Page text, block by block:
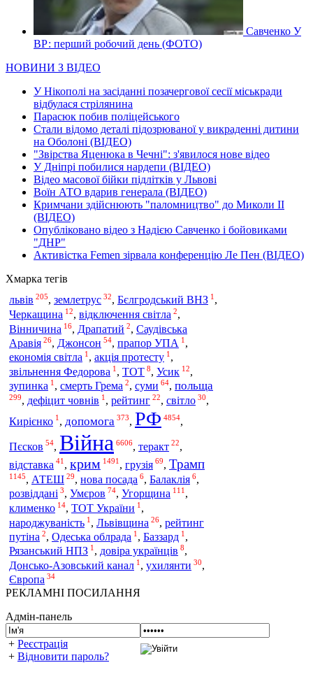
Савченко У
ВР: перший робочий день (ФОТО)
НОВИНИ З ВІДЕО
У Нікополі на засіданні позачергової сесії міськради
відбулася стрілянина
Парасюк побив поліцейського
Стали відомо деталі підозрюваної у викраденні дитини
на Оболоні (ВІДЕО)
"Звірства Яценюка в Чечні": з'явилося нове відео
У Дніпрі побилися нардепи (ВІДЕО)
Відео масової бійки підлітків у Львові
Воїн АТО вдарив генерала (ВІДЕО)
Кримчани здійснюють "паломництво" до Миколи ІІ
(ВІДЕО)
Опубліковано відео з Надією Савченко і бойовиками
"ДНР"
Активістка Femen зірвала конференцію Ле Пен (ВІДЕО)
Хмарка тегів
львів 205, землетрус 32, Бєлгродський ВНЗ 1 ,
Черкащина 12, відключення світла 2,
Вінничина 16, Драпатий 2, Саудівська
Аравія 26, Джонсон 54, прапор УПА 1 ,
економія світла 1 , акція протесту 1 ,
звільнення Федорова 1 , ТОТ 8, Усик 12,
зупинка 1 , смерть Грема 2, суми 64, польща
299, дефіцит човнів 1 , рейтинг 22, світло 30,
Кирієнко 1 , допомога 373, РФ 4854,
Пєсков 54, Війна 6606, теракт 22,
відставка 41 , крим 1491 , грузія 69, Трамп
1145, АТЕШ 29, нова посада 6, Балаклія 6,
розвіддані 3, Умєров 74, Угорщина 111 ,
клименко 14, ТОТ України 1 ,
народжуваність 1 , Львівщина 26, рейтинг
путіна 2, Одеська облрада 1 , Баззард 1 ,
Рязанський НПЗ 1 , довіра українців 8,
Донсько-Азовський канал 1 , ухилянти 30,
Європа 34
РЕКЛАМНІ ПОСИЛАННЯ
Адмін-панель
+ Реєстрація
+ Відновити пароль?